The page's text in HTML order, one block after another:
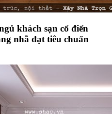
khách sạn cổ điển
nhã đạt tiêu chuẩn